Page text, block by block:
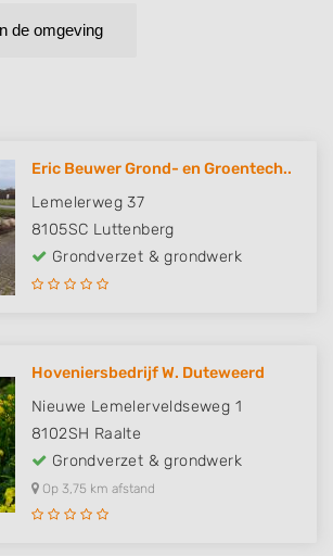
de omgeving
Eric Beuwer Grond- en Groentech..
Lemelerweg 37
8105SC Luttenberg
Grondverzet & grondwerk
Hoveniersbedrijf W. Duteweerd
Nieuwe Lemelerveldseweg 1
8102SH Raalte
Grondverzet & grondwerk
Op 3,75 km afstand